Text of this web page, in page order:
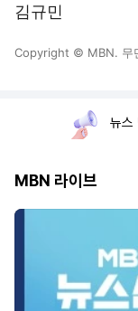
김규민
Copyright © MBN. 무
뉴스
MBN 라이브